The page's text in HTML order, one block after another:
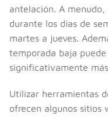
antelación. A
durante los días de
martes a jueves.
temporada baja
significativamente
Utilizar herramientas
ofrecen algunos sitios